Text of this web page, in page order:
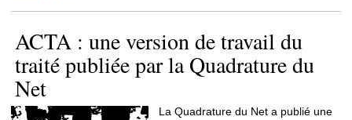
ACTA : une version de travail du
traité publiée par la Quadrature du
Net
La Quadrature du Net a publié une